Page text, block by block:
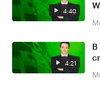
4:40
4:21
В